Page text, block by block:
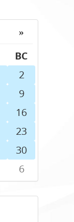
»
ВС
2
9
16
23
30
6